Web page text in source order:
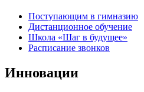
Поступающим в гимназию
Дистанционное обучение
Школа «Шаг в будущее»
Расписание звонков
Инновации